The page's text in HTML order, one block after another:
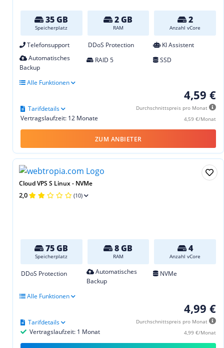
35 GB
Speicherplatz
2 GB
RAM
2
Anzahl vCore
Telefonsupport DDoS Protection
KI Assistent
Automatisches
Backup
RAID 5 SSD
Alle Funktionen
4,59 €
Durchschnittspreis pro Monat
4,59 €/Monat
Vertragslaufzeit: 12 Monate
Tarifdetails
ZUM ANBIETER
Cloud VPS S Linux - NVMe
2,0 (10)
75 GB
Speicherplatz
8 GB
RAM
4
Anzahl vCore
DDoS Protection
Automatisches
Backup
NVMe
Alle Funktionen
4,99 €
Durchschnittspreis pro Monat
4,99 €/Monat
Vertragslaufzeit: 1 Monat
Tarifdetails